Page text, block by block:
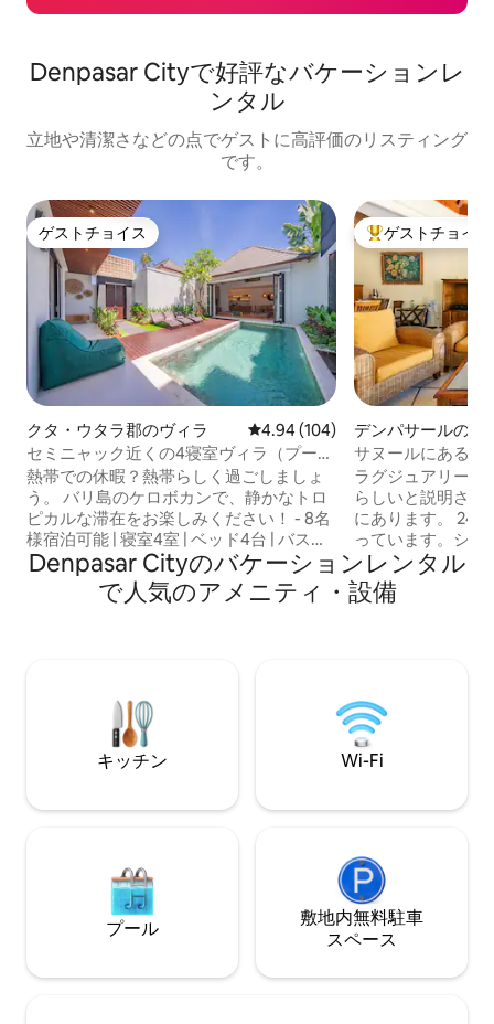
Denpasar Cityで好評なバケーションレ
ンタル
立地や清潔さなどの点でゲストに高評価のリスティング
です。
ゲストチョイス
ゲストチョイス
クタ・ウタラ郡のヴィラ レビュー104件、5つ星中4.94つ
4.94 (104)
セミニャック近くの4寝室ヴィラ（プール
付き）｜Baobab Villas
熱帯での休暇？熱帯らしく過ごしましょ
う。 バリ島のケロボカンで、静かなトロ
ピカルな滞在をお楽しみください！ - 8名
様宿泊可能 | 寝室4室 | ベッド4台 | バスル
ーム4.5室 -プライベート屋外プール＆熱
帯庭園 - 囲まれたエアコン付きリビング
ルーム - 高速Wi-Fiとスマートテレビ - キ
複合施設の一部であり、大人数のグルー
プに適しています。 バリ島で正しい方法
で滞在しましょう。トロピカルに。
大好評のゲスト
ゲストチョイス
デンパサールのヴ
サヌールにあるラ
ルームのヴィラで
ます
ラグジュアリーヴ
らしいと説明され
にあります。 24時間セキュリティが備わ
っています。ショ
ラン、ハウスキー
圏内です。安全な
ル、設備の整った
ます。 Kadekさんは毎日ヴィラにいて、
ハウスキーピングを
のニーズのすべて
対応します
Denpasar Cityのバケーションレンタル
で人気のアメニティ・設備
キッチン Wi-Fi
プール
敷地内無料駐⁠車
ス⁠ペ⁠ー⁠ス